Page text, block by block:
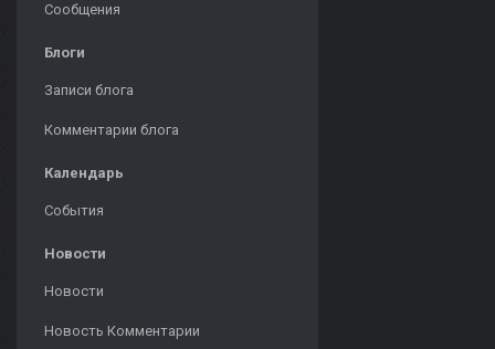
Сообщения
Блоги
Записи блога
Комментарии блога
Календарь
События
Новости
Новости
Новость Комментарии